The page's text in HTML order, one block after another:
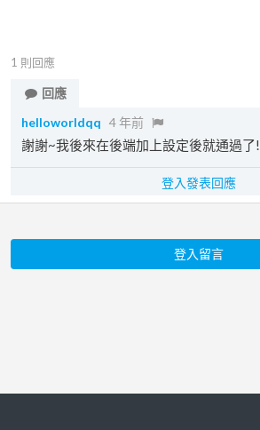
1 則回應
回應
helloworldqq 4 年前
謝謝~我後來在後端加上設定後就通過了!
登入發表回應
登入留言